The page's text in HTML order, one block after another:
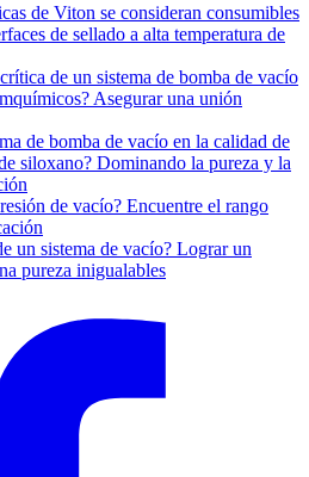
de Viton se consideran consumibles
de sellado a alta temperatura de
de un sistema de bomba de vacío
Asegurar una unión
de bomba de vacío en la calidad de
siloxano? Dominando la pureza y la
de vacío? Encuentre el rango
un sistema de vacío? Lograr un
pureza inigualables